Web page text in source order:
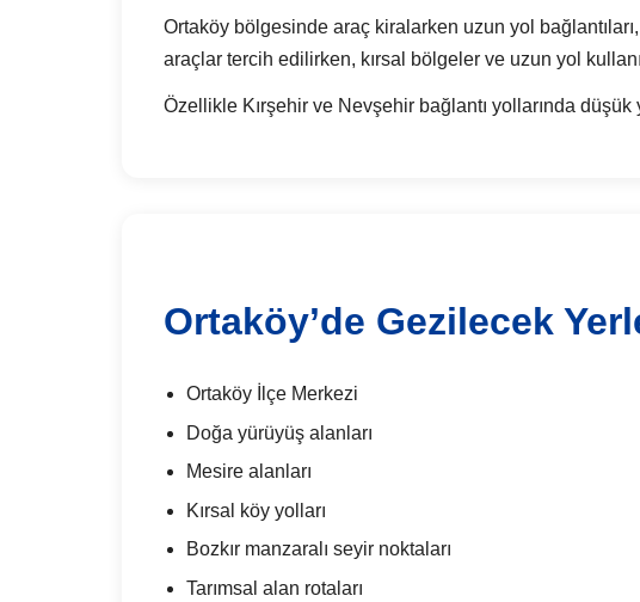
Ortaköy bölgesinde araç kiralarken uzun yol
araçlar tercih edilirken, kırsal bölgeler ve uzun yol
Özellikle Kırşehir ve Nevşehir bağlantı yollarında
Ortaköy’de Gezilecek
Ortaköy İlçe Merkezi
Doğa yürüyüş alanları
Mesire alanları
Kırsal köy yolları
Bozkır manzaralı seyir noktaları
Tarımsal alan rotaları